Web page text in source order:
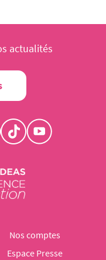
actualités
Nos comptes
Espace Presse